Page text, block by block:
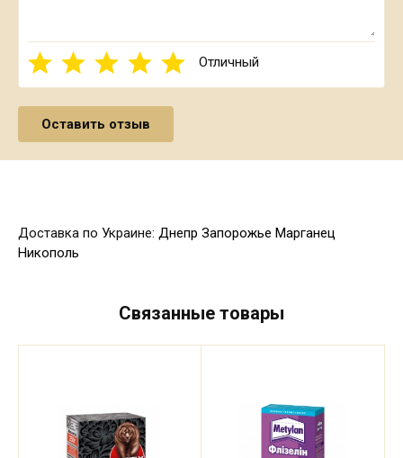
Отличный
Доставка по Украине: Днепр Запорожье Марганец
Никополь
Связанные товары